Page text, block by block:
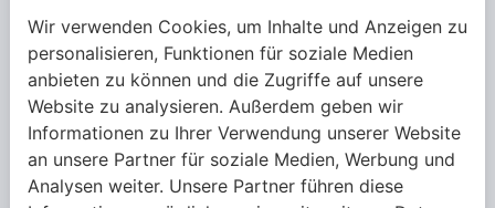
Mehr anzeigen
Wir verwenden Cookies, um Inhalte und Anzeigen zu
personalisieren, Funktionen für soziale Medien
anbieten zu können und die Zugriffe auf unsere
Website zu analysieren. Außerdem geben wir
Informationen zu Ihrer Verwendung unserer Website
an unsere Partner für soziale Medien, Werbung und
Analysen weiter. Unsere Partner führen diese